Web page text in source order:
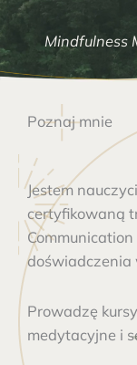
Mindfulness
Poznaj mnie
Jestem
certyfikowaną
doświadczenia
Prowadzę
medytacyjne i